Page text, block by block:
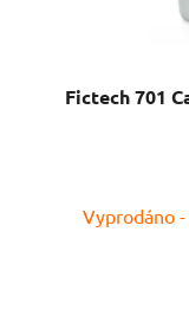
Fictech 701
Vyprodáno